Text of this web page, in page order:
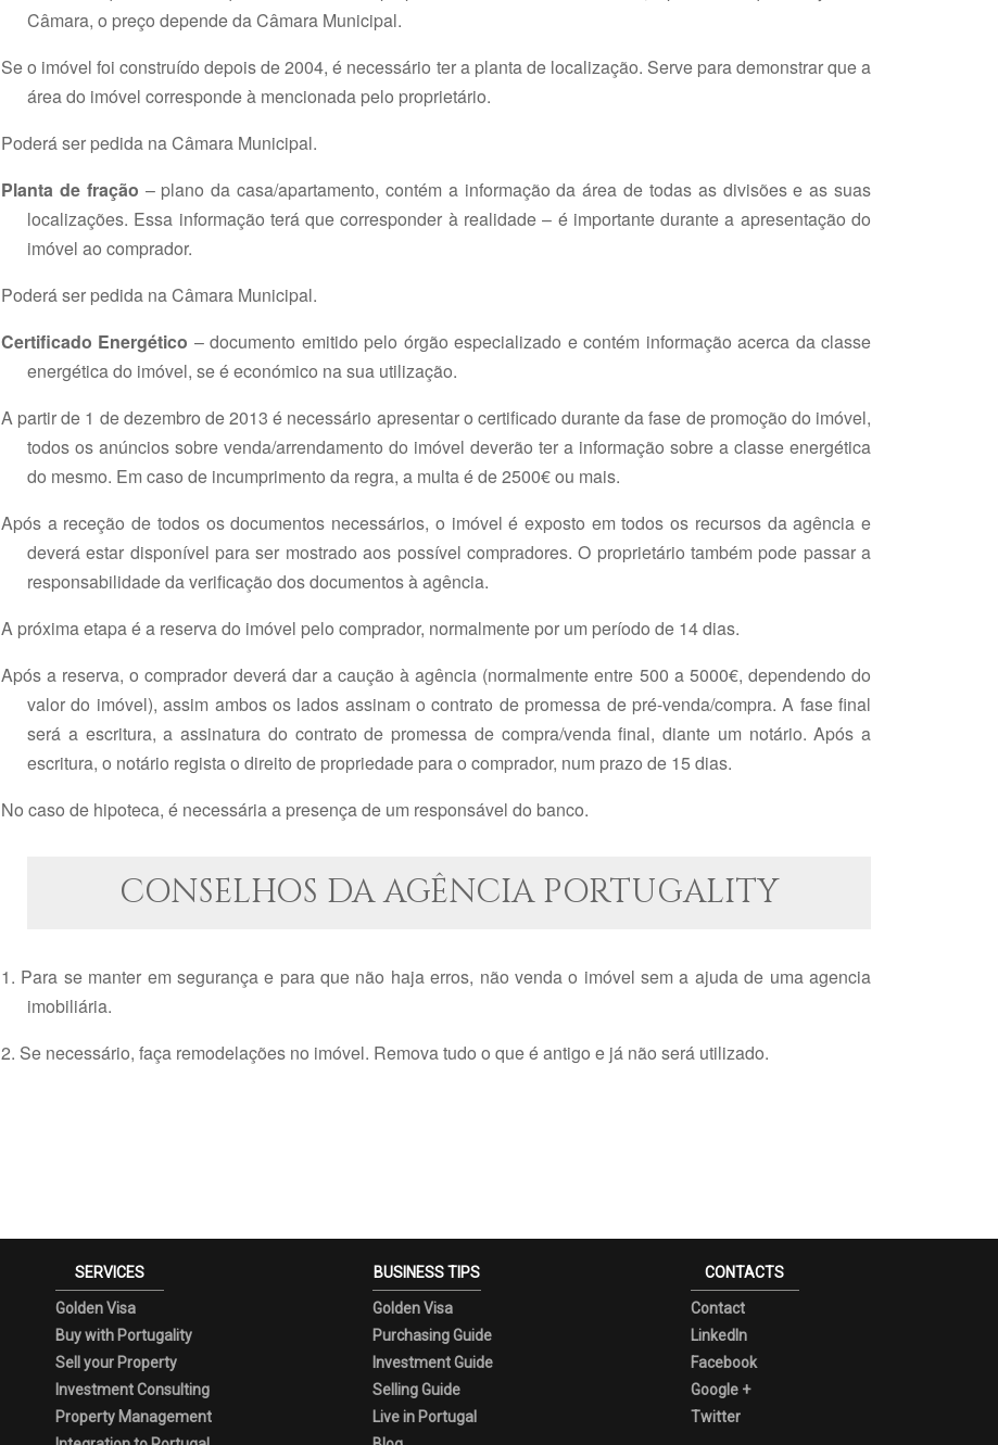
Câmara, o preço depende da Câmara Municipal.
Se o imóvel foi construído depois de 2004, é necessário ter a planta de localização. Serve para demonstrar que a
área do imóvel corresponde à mencionada pelo proprietário.
Poderá ser pedida na Câmara Municipal.
Planta de fração – plano da casa/apartamento, contém a informação da área de todas as divisões e as suas
localizações. Essa informação terá que corresponder à realidade – é importante durante a apresentação do
imóvel ao comprador.
Poderá ser pedida na Câmara Municipal.
Certificado Energético – documento emitido pelo órgão especializado e contém informação acerca da classe
energética do imóvel, se é económico na sua utilização.
A partir de 1 de dezembro de 2013 é necessário apresentar o certificado durante da fase de promoção do imóvel,
todos os anúncios sobre venda/arrendamento do imóvel deverão ter a informação sobre a classe energética
do mesmo. Em caso de incumprimento da regra, a multa é de 2500€ ou mais.
Após a receção de todos os documentos necessários, o imóvel é exposto em todos os recursos da agência e
deverá estar disponível para ser mostrado aos possível compradores. O proprietário também pode passar a
responsabilidade da verificação dos documentos à agência.
A próxima etapa é a reserva do imóvel pelo comprador, normalmente por um período de 14 dias.
Após a reserva, o comprador deverá dar a caução à agência (normalmente entre 500 a 5000€, dependendo do
valor do imóvel), assim ambos os lados assinam o contrato de promessa de pré-venda/compra. A fase final
será a escritura, a assinatura do contrato de promessa de compra/venda final, diante um notário. Após a
escritura, o notário regista o direito de propriedade para o comprador, num prazo de 15 dias.
No caso de hipoteca, é necessária a presença de um responsável do banco.
CONSELHOS DA AGÊNCIA PORTUGALITY
1. Para se manter em segurança e para que não haja erros, não venda o imóvel sem a ajuda de uma agencia
imobiliária.
2. Se necessário, faça remodelações no imóvel. Remova tudo o que é antigo e já não será utilizado.
SERVICES
Golden Visa
Buy with Portugality
Sell your Property
Investment Consulting
Property Management
BUSINESS TIPS
Golden Visa
Purchasing Guide
Investment Guide
Selling Guide
Live in Portugal
CONTACTS
Contact
LinkedIn
Facebook
Google +
Twitter